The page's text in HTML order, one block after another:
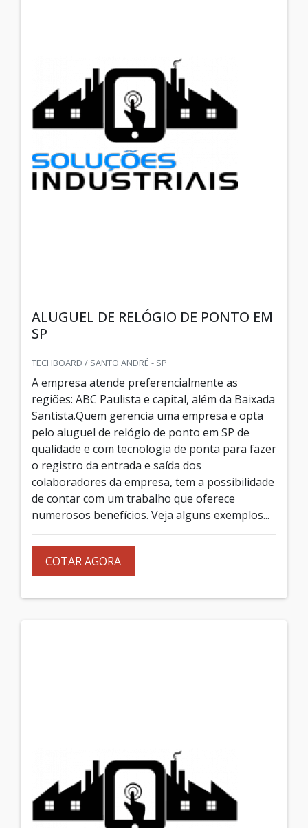
ALUGUEL DE RELÓGIO DE PONTO EM
SP
TECHBOARD / SANTO ANDRÉ - SP
A empresa atende preferencialmente as
regiões: ABC Paulista e capital, além da Baixada
Santista.Quem gerencia uma empresa e opta
pelo aluguel de relógio de ponto em SP de
qualidade e com tecnologia de ponta para fazer
o registro da entrada e saída dos
colaboradores da empresa, tem a possibilidade
de contar com um trabalho que oferece
numerosos benefícios. Veja alguns exemplos...
COTAR AGORA